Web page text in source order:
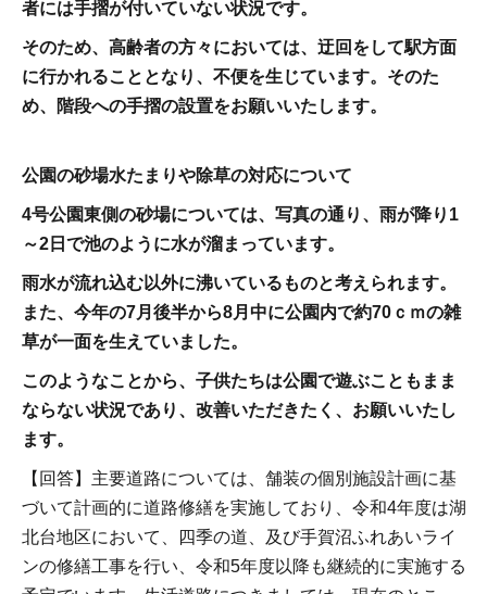
者には手摺が付いていない状況です。
そのため、高齢者の方々においては、迂回をして駅方面
に行かれることとなり、不便を生じています。そのた
め、階段への手摺の設置をお願いいたします。
公園の砂場水たまりや除草の対応について
4号公園東側の砂場については、写真の通り、雨が降り1
～2日で池のように水が溜まっています。
雨水が流れ込む以外に沸いているものと考えられます。
また、今年の7月後半から8月中に公園内で約70ｃｍの雑
草が一面を生えていました。
このようなことから、子供たちは公園で遊ぶこともまま
ならない状況であり、改善いただきたく、お願いいたし
ます。
【回答】主要道路については、舗装の個別施設計画に基
づいて計画的に道路修繕を実施しており、令和4年度は湖
北台地区において、四季の道、及び手賀沼ふれあいライ
ンの修繕工事を行い、令和5年度以降も継続的に実施する